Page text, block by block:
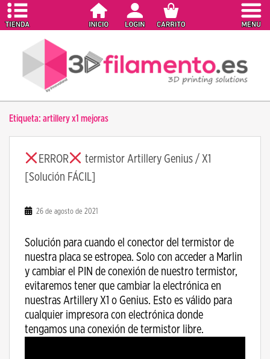
Etiqueta: artillery x1 mejoras
ERROR
termistor Artillery Genius / X1
[Solución FÁCIL]
26 de agosto de 2021
Solución para cuando el conector del termistor de
nuestra placa se estropea. Solo con acceder a Marlin
y cambiar el PIN de conexión de nuestro termistor,
evitaremos tener que cambiar la electrónica en
nuestras Artillery X1 o Genius. Esto es válido para
cualquier impresora con electrónica donde
tengamos una conexión de termistor libre.